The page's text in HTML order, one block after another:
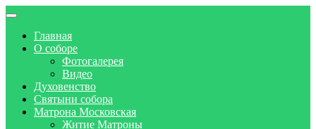
Главная
О соборе
Фотогалерея
Видео
Духовенство
Святыни собора
Матрона Московская
Житие Матроны